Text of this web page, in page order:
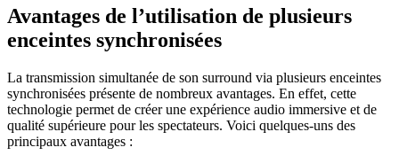
Avantages de l’utilisation de plusieurs
enceintes synchronisées
La transmission simultanée de son surround via plusieurs enceintes
synchronisées présente de nombreux avantages. En effet, cette
technologie permet de créer une expérience audio immersive et de
qualité supérieure pour les spectateurs. Voici quelques-uns des
principaux avantages :